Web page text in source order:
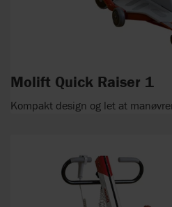
Molift Quick Raiser 1
Kompakt design og let at